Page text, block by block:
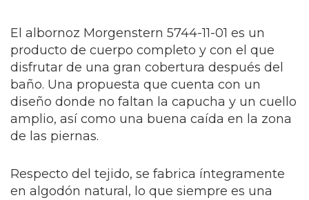
El albornoz Morgenstern 5744-11-01 es un
producto de cuerpo completo y con el que
disfrutar de una gran cobertura después del
baño. Una propuesta que cuenta con un
diseño donde no faltan la capucha y un cuello
amplio, así como una buena caída en la zona
de las piernas.
Respecto del tejido, se fabrica íntegramente
en algodón natural, lo que siempre es una